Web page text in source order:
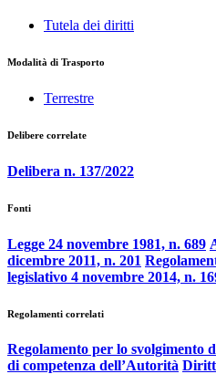
Tutela dei diritti
Modalità di Trasporto
Terrestre
Delibere correlate
Delibera n. 137/2022
Fonti
Legge 24 novembre 1981, n. 689
dicembre 2011, n. 201
legislativo 4 novembre 2014, n.
Regolamenti correlati
Regolamento per lo svolgimento
di competenza dell’Autorità